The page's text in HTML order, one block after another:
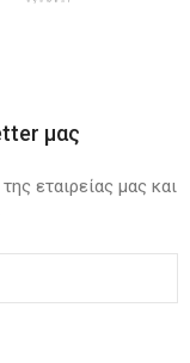
μας
εταιρείας μας και